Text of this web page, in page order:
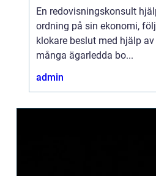
En redovisningskonsult
ordning på sin ekonomi,
klokare beslut med hjälp
många ägarledda bo...
admin